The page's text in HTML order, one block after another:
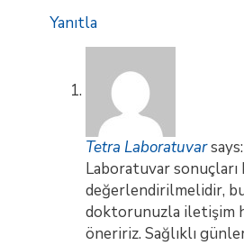
Yanıtla
Tetra Laboratuvarsays:
Laboratuvar
değerlendirilmelidir,
doktorunuzla iletişim
öneririz. Sağlıklı